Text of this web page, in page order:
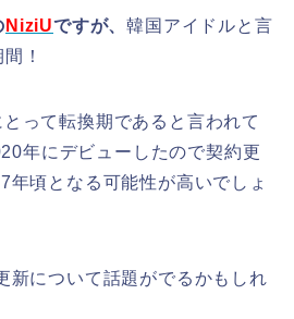
NiziUですが、韓国アイドルと言
！
って転換期であると言われて
年にデビューしたので契約更
年頃となる可能性が高いでしょ
新について話題がでるかもしれ